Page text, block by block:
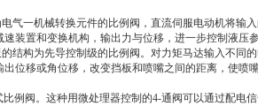
气一机械转换元件的比例阀，直流伺服电动机将输
装置和变换机构，输出力与位移，进一步控制液压参
结构为先导控制级的比例阀。对力矩马达输入不同
位移或角位移，改变挡板和喷嘴之间的距离，使喷
例阀。这种用微处理器控制的4-通阀可以通过配电